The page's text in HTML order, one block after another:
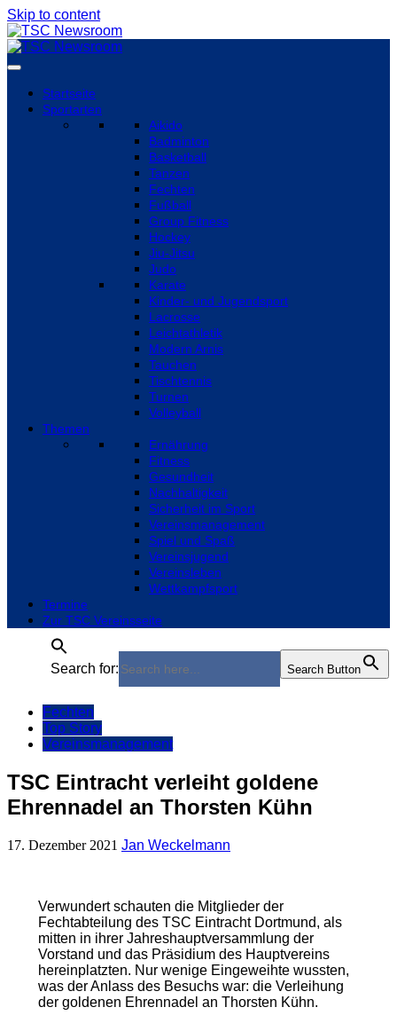
Skip to content
Startseite
Sportarten
Aikido
Badminton
Basketball
Tanzen
Fechten
Fußball
Group Fitness
Hockey
Jiu-Jitsu
Judo
Karate
Kinder- und Jugendsport
Lacrosse
Leichtathletik
Modern Arnis
Tauchen
Tischtennis
Turnen
Volleyball
Themen
Ernährung
Fitness
Gesundheit
Nachhaltigkeit
Sicherheit im Sport
Vereinsmanagement
Spiel und Spaß
Vereinsjugend
Vereinsleben
Wettkampfsport
Termine
Zur TSC Vereinsseite
Search for: Search Button
Fechten
Top Story
Vereinsmanagement
TSC Eintracht verleiht goldene
Ehrennadel an Thorsten Kühn
17. Dezember 2021 Jan Weckelmann
Verwundert schauten die Mitglieder der
Fechtabteilung des TSC Eintracht Dortmund, als
mitten in ihrer Jahreshauptversammlung der
Vorstand und das Präsidium des Hauptvereins
hereinplatzten. Nur wenige Eingeweihte wussten,
was der Anlass des Besuchs war: die Verleihung
der goldenen Ehrennadel an Thorsten Kühn.